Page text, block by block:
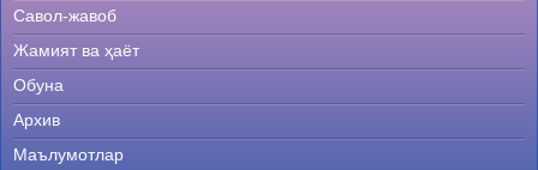
Савол-жавоб
Жамият ва ҳаёт
Обуна
Архив
Маълумотлар